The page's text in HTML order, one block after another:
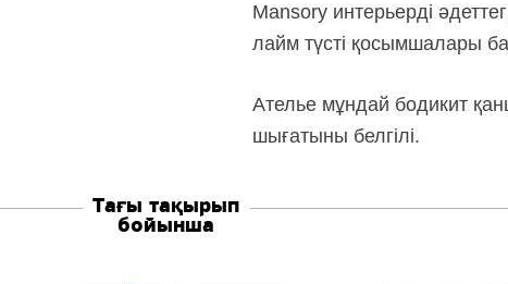
Mansory интерьерді
лайм түсті қосымшалары
Ателье мұндай бодикит
шығатыны белгілі.
Тағы тақырып
бойынша